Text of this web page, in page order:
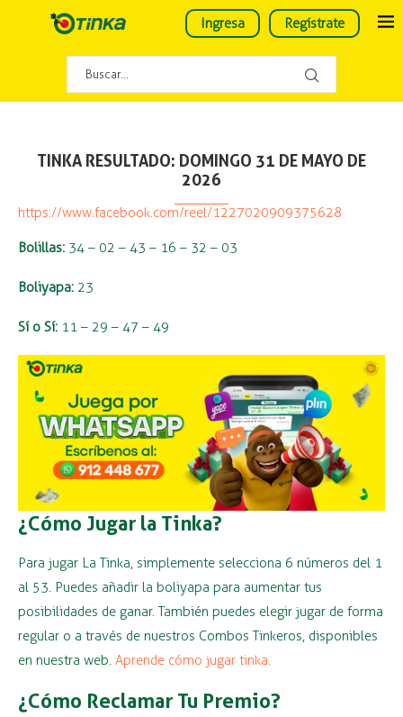
Ingresa Regístrate
TINKA RESULTADO: DOMINGO 31 DE MAYO DE
2026
https://www.facebook.com/reel/1227020909375628
Bolillas: 34 – 02 – 43 – 16 – 32 – 03
Boliyapa: 23
Sí o Sí: 11 – 29 – 47 – 49
¿Cómo Jugar la Tinka?
Para jugar La Tinka, simplemente selecciona 6 números del 1
al 53. Puedes añadir la boliyapa para aumentar tus
posibilidades de ganar. También puedes elegir jugar de forma
regular o a través de nuestros Combos Tinkeros, disponibles
en nuestra web. Aprende cómo jugar tinka.
¿Cómo Reclamar Tu Premio?